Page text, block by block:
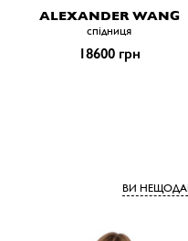
ALEXANDER WANG
спiдниця
18600 грн
ВИ